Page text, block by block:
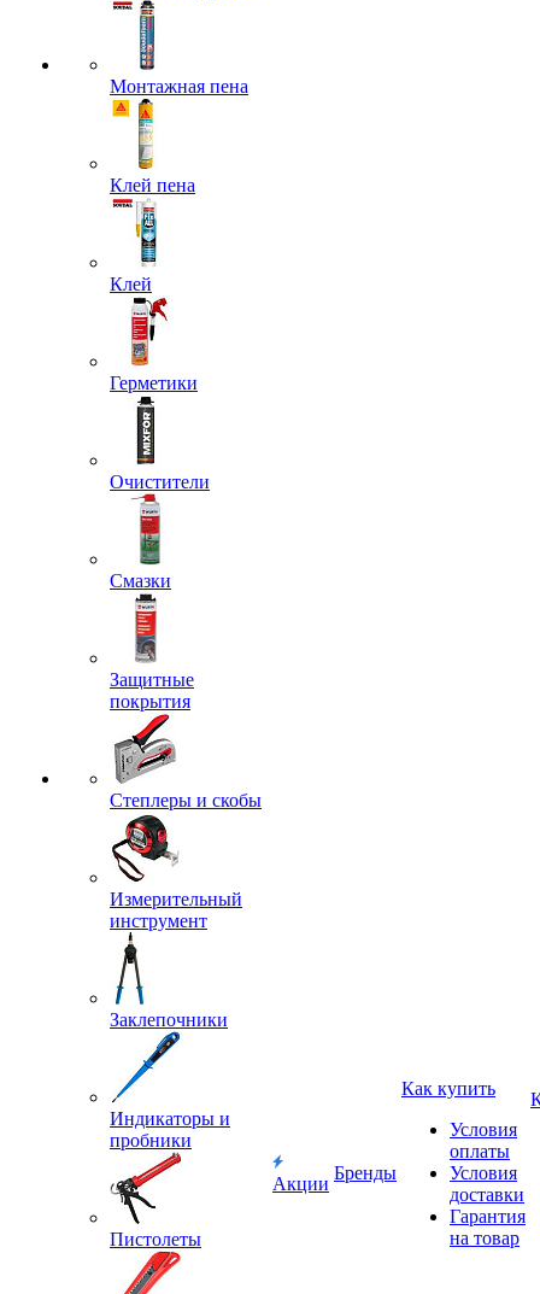
Монтажная пена
Клей пена
Клей
Герметики
Очистители
Смазки
Защитные
покрытия
Степлеры и скобы
Измерительный
инструмент
Заклепочники
Индикаторы и
пробники
Пистолеты
Акции
Бренды
Как купить
Условия
оплаты
Условия
доставки
Гарантия
на товар